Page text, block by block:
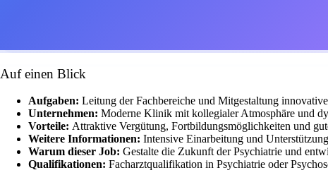
Auf einen Blick
Aufgaben: Leitung der Fachbereiche und Mitgestaltung
Unternehmen: Moderne Klinik mit kollegialer Atmosphäre und
Vorteile: Attraktive Vergütung, Fortbildungsmöglichkeiten und
Weitere Informationen: Intensive Einarbeitung und
Warum dieser Job: Gestalte die Zukunft der Psychiatrie und
Qualifikationen: Facharztqualifikation in Psychiatrie oder